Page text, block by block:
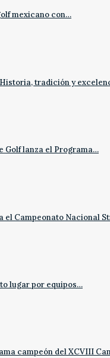
mexicano con…
tradición y
Golf lanza el Programa…
el Campeonato Nacional
lugar por equipos…
campeón del XCVIII